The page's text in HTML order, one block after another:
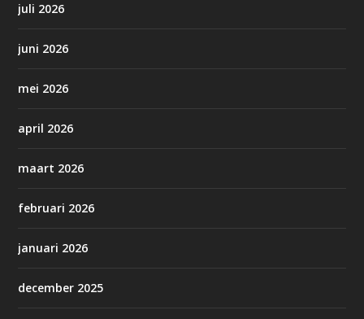
juli 2026
juni 2026
mei 2026
april 2026
maart 2026
februari 2026
januari 2026
december 2025